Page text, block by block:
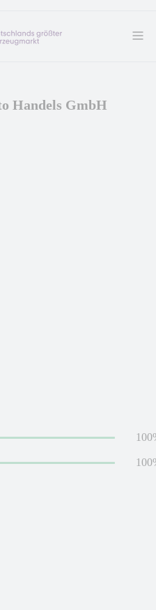
Handels GmbH